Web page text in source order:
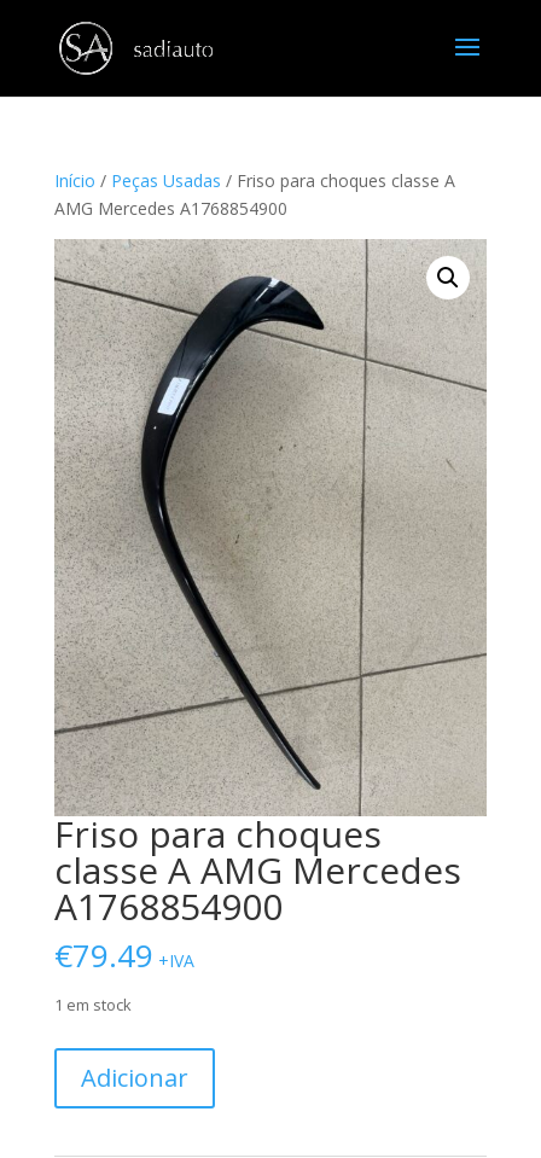
Início / Peças Usadas / Friso para choques classe A
AMG Mercedes A1768854900
Friso para choques
classe A AMG Mercedes
A1768854900
€79.49 +IVA
1 em stock
Friso
Adicionar